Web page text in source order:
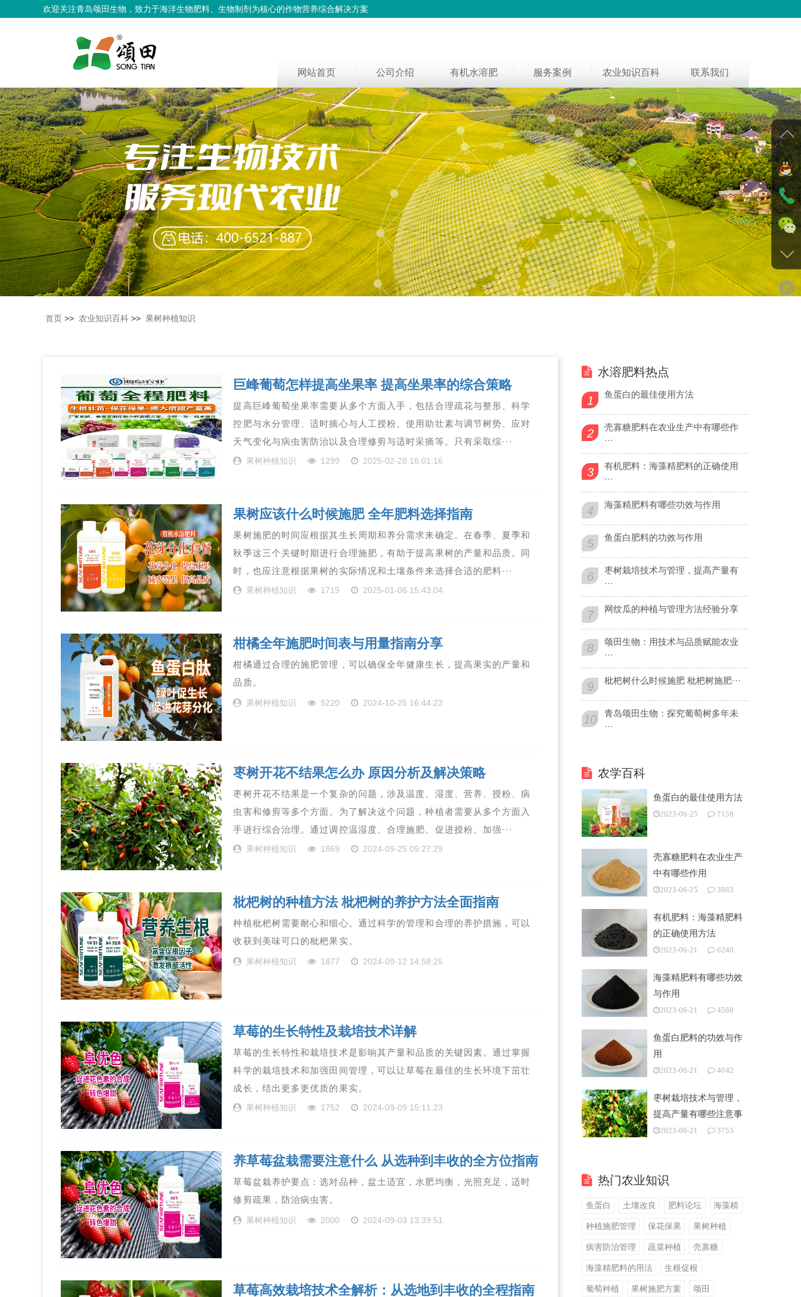
欢迎关注青岛颂田生物，致力于海洋生物肥料、生物制剂为核心的作物营养综合解决方案
网站首页 公司介绍 有机水溶肥 服务案例 农业知识百科 联系我们
首页 >> 农业知识百科 >> 果树种植知识
巨峰葡萄怎样提高坐果率 提高坐果率的综合策略
提高巨峰葡萄坐果率需要从多个方面入手，包括合理疏花与整形、科学
控肥与水分管理、适时摘心与人工授粉、使用助壮素与调节树势、应对
天气变化与病虫害防治以及合理修剪与适时采摘等。只有采取综···
果树种植知识 1299 2025-02-28 16:01:16
果树应该什么时候施肥 全年肥料选择指南
果树施肥的时间应根据其生长周期和养分需求来确定。在春季、夏季和
秋季这三个关键时期进行合理施肥，有助于提高果树的产量和品质。同
时，也应注意根据果树的实际情况和土壤条件来选择合适的肥料···
果树种植知识 1719 2025-01-06 15:43:04
柑橘全年施肥时间表与用量指南分享
柑橘通过合理的施肥管理，可以确保全年健康生长，提高果实的产量和
品质。
果树种植知识 5220 2024-10-25 16:44:23
枣树开花不结果怎么办 原因分析及解决策略
枣树开花不结果是一个复杂的问题，涉及温度、湿度、营养、授粉、病
虫害和修剪等多个方面。为了解决这个问题，种植者需要从多个方面入
手进行综合治理。通过调控温湿度、合理施肥、促进授粉、加强···
果树种植知识 1869 2024-09-25 09:27:29
枇杷树的种植方法 枇杷树的养护方法全面指南
种植枇杷树需要耐心和细心。通过科学的管理和合理的养护措施，可以
收获到美味可口的枇杷果实。
果树种植知识 1877 2024-09-12 14:58:25
草莓的生长特性及栽培技术详解
草莓的生长特性和栽培技术是影响其产量和品质的关键因素。通过掌握
科学的栽培技术和加强田间管理，可以让草莓在最佳的生长环境下茁壮
成长，结出更多更优质的果实。
果树种植知识 1752 2024-09-09 15:11:23
养草莓盆栽需要注意什么 从选种到丰收的全方位指南
草莓盆栽养护要点：选对品种，盆土适宜，水肥均衡，光照充足，适时
修剪疏果，防治病虫害。
果树种植知识 2000 2024-09-03 13:39:51
草莓高效栽培技术全解析：从选地到丰收的全程指南
水溶肥料热点
1 鱼蛋白的最佳使用方法
2
壳寡糖肥料在农业生产中有哪些作
···
3
有机肥料：海藻精肥料的正确使用
···
4 海藻精肥料有哪些功效与作用
5 鱼蛋白肥料的功效与作用
6
枣树栽培技术与管理，提高产量有
···
7 网纹瓜的种植与管理方法经验分享
8
颂田生物：用技术与品质赋能农业
···
9 枇杷树什么时候施肥 枇杷树施肥···
10
青岛颂田生物：探究葡萄树多年未
···
农学百科
鱼蛋白的最佳使用方法
2023-06-25 7158
壳寡糖肥料在农业生产
中有哪些作用
2023-06-25 3883
有机肥料：海藻精肥料
的正确使用方法
2023-06-21 6240
海藻精肥料有哪些功效
与作用
2023-06-21 4568
鱼蛋白肥料的功效与作
用
2023-06-21 4042
枣树栽培技术与管理，
提高产量有哪些注意事
项2023-06-21 3753
热门农业知识
鱼蛋白 土壤改良 肥料论坛 海藻精
种植施肥管理 保花保果 果树种植
病害防治管理 蔬菜种植 壳寡糖
海藻精肥料的用法 生根促根
葡萄种植 果树施肥方案 颂田